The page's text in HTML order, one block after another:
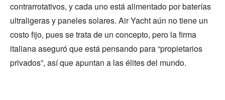
contrarrotativos, y cada uno está alimentado por baterías
ultraligeras y paneles solares. Air Yacht aún no tiene un
costo fijo, pues se trata de un concepto, pero la firma
italiana aseguró que está pensando para “propietarios
privados”, así que apuntan a las élites del mundo.